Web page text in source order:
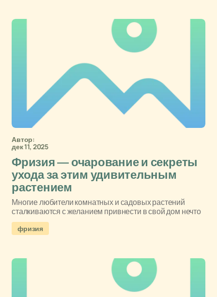
Автор:
дек 11, 2025
Фризия — очарование и секреты
ухода за этим удивительным
растением
Многие любители комнатных и садовых растений
сталкиваются с желанием привнести в свой дом нечто
фризия